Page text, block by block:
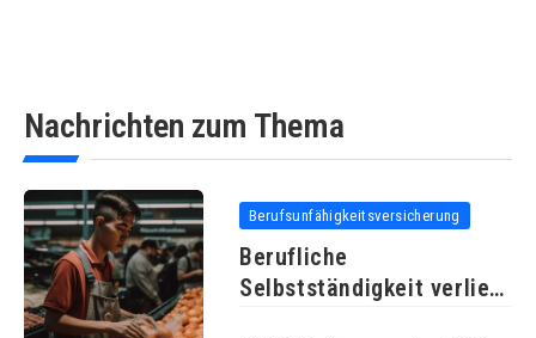
Nachrichten zum Thema
Berufsunfähigkeitsversicherung
Berufliche
Selbstständigkeit verliert